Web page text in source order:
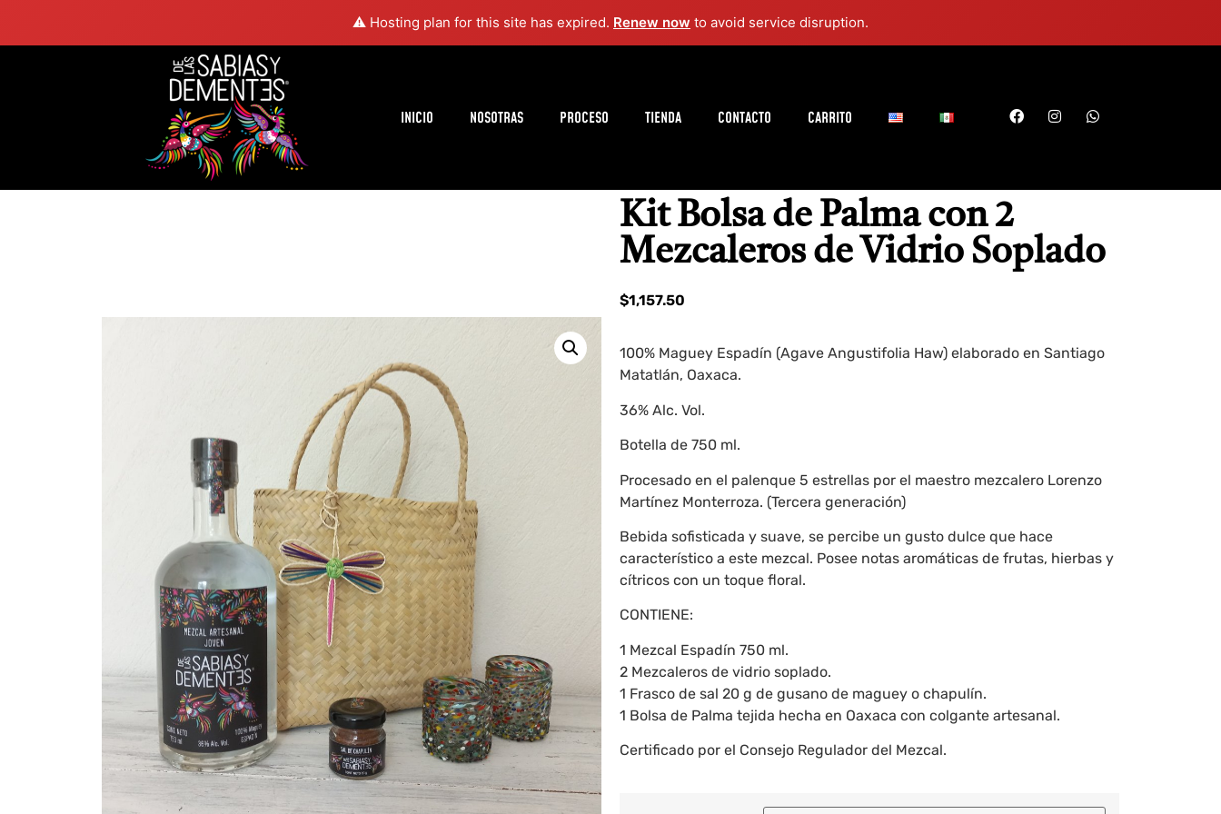
⚠️ Hosting plan for this site has expired. Renew now to avoid service disruption.
INICIO NOSOTRAS PROCESO TIENDA CONTACTO CARRITO
Kit Bolsa de Palma con 2
Mezcaleros de Vidrio Soplado
$1,157.50
100% Maguey Espadín (Agave Angustifolia Haw) elaborado en Santiago
Matatlán, Oaxaca.
36% Alc. Vol.
Botella de 750 ml.
Procesado en el palenque 5 estrellas por el maestro mezcalero Lorenzo
Martínez Monterroza. (Tercera generación)
Bebida sofisticada y suave, se percibe un gusto dulce que hace
característico a este mezcal. Posee notas aromáticas de frutas, hierbas y
cítricos con un toque floral.
CONTIENE:
1 Mezcal Espadín 750 ml.
2 Mezcaleros de vidrio soplado.
1 Frasco de sal 20 g de gusano de maguey o chapulín.
1 Bolsa de Palma tejida hecha en Oaxaca con colgante artesanal.
Certificado por el Consejo Regulador del Mezcal.